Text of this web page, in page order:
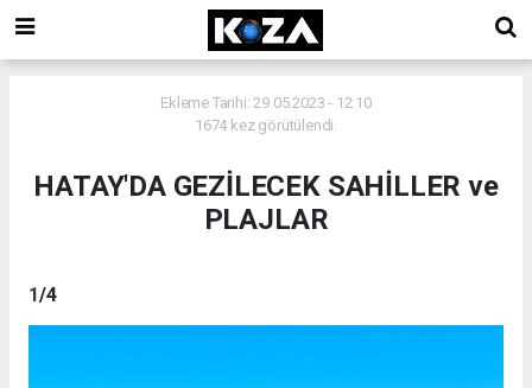
Ekleme Tarihi: 29.05.2023 - 12:10
1674 kez görütülendi.
HATAY'DA GEZİLECEK SAHİLLER ve
PLAJLAR
1/4